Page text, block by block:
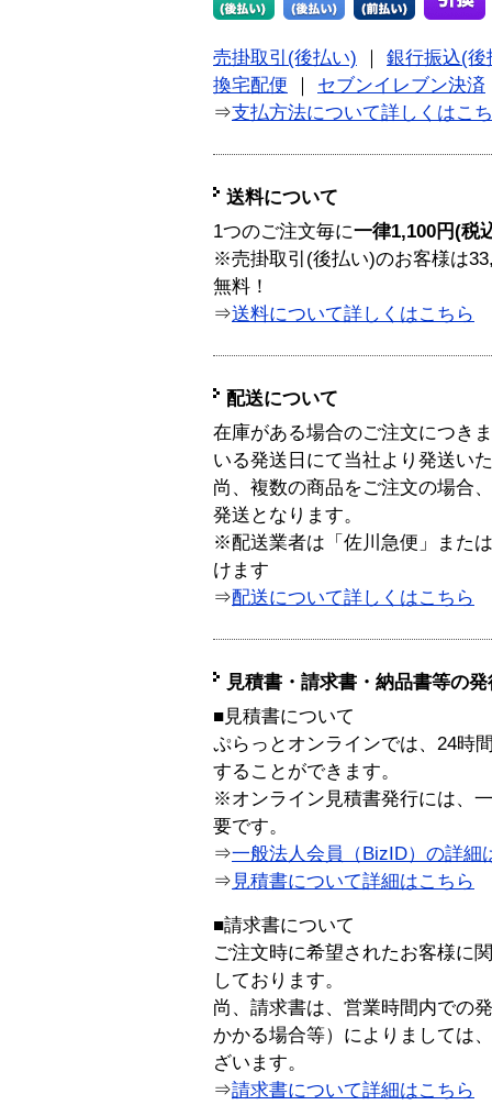
売掛取引(後払い)
銀行振込(後
換宅配便
セブンイレブン決済
⇒支払方法について詳しくはこ
送料について
1つのご注文毎に一律1,100円(税
※売掛取引(後払い)のお客様は
無料！
⇒送料について詳しくはこちら
配送について
在庫がある場合のご注文につき
いる発送日にて当社より発送い
尚、複数の商品をご注文の場合
発送となります。
※配送業者は「佐川急便」また
けます
⇒配送について詳しくはこちら
見積書・請求書・納品書等の
■見積書について
ぷらっとオンラインでは、24時
することができます。
※オンライン見積書発行には、
要です。
⇒一般法人会員（BizID）の詳細
⇒ 見積書について詳細はこちら
■請求書について
ご注文時に希望されたお客様に
しております。
尚、請求書は、営業時間内での
かかる場合等）によりましては
ざいます。
⇒請求書について詳細はこちら